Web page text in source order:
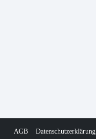
AGB Datenschutzerklärung